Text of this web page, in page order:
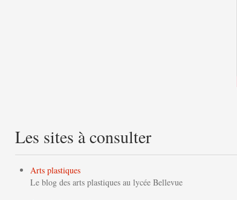
Les sites à consulter
Arts plastiques
Le blog des arts plastiques au lycée Bellevue